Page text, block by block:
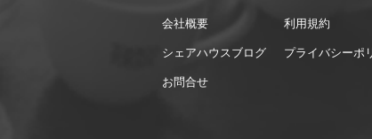
会社概要
シェアハウスブログ
お問合せ
利用規約
プライバシーポ